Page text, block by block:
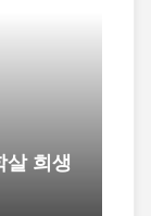
희생